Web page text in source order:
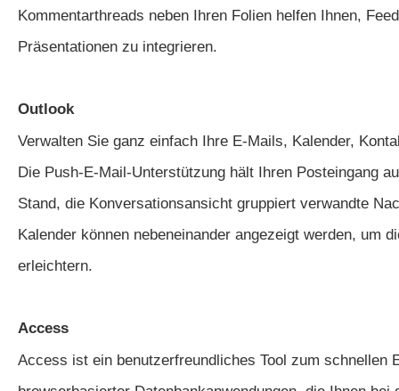
Kommentarthreads neben Ihren Folien helfen Ihnen,
Präsentationen zu integrieren.
Outlook
Verwalten Sie ganz einfach Ihre E-Mails, Kalender,
Die Push-E-Mail-Unterstützung hält Ihren Posteingang
Stand, die Konversationsansicht gruppiert verwandte
Kalender können nebeneinander angezeigt werden, um
erleichtern.
Access
Access ist ein benutzerfreundliches Tool zum schnellen